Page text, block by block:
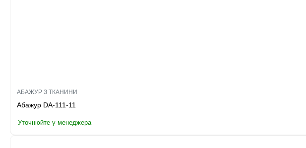
АБАЖУР З ТКАНИНИ
Абажур DA-111-11
Уточнюйте у менеджера